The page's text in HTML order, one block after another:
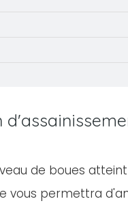
de boues atteint
vous permettra